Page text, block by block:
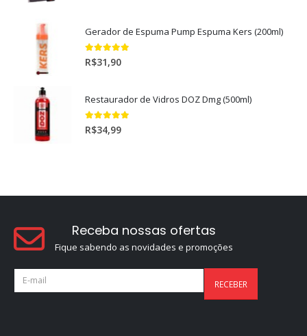
Gerador de Espuma Pump Espuma Kers (200ml)
5.00 out of 5
R$31,90
Restaurador de Vidros DOZ Dmg (500ml)
5.00out of 5
R$34,99
Receba nossas ofertas
Fique sabendo as novidades e promoções